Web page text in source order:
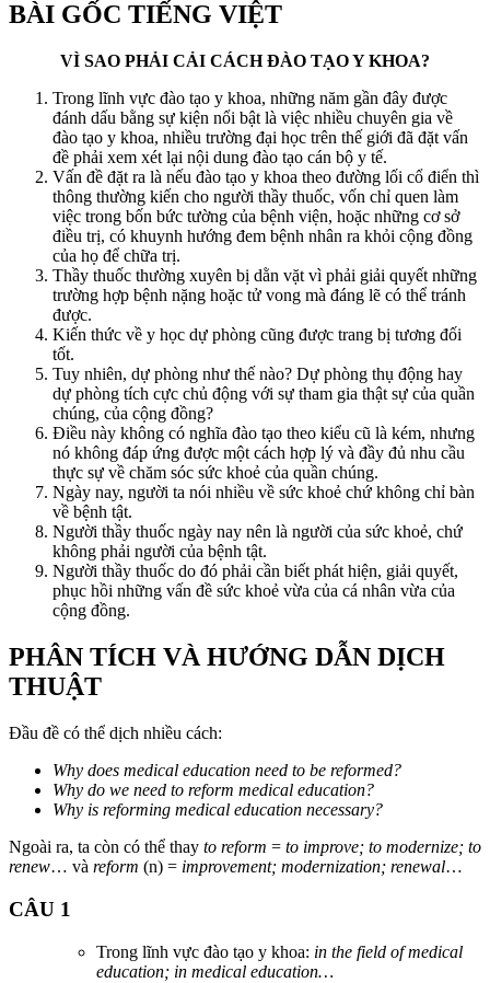
BÀI GỐC TIẾNG VIỆT
VÌ SAO PHẢI CẢI CÁCH ĐÀO TẠO Y KHOA?
Trong lĩnh vực đào tạo y khoa, những năm gần đây được
đánh dấu bằng sự kiện nổi bật là việc nhiều chuyên gia về
đào tạo y khoa, nhiều trường đại học trên thế giới đã đặt vấn
đề phải xem xét lại nội dung đào tạo cán bộ y tế.
Vấn đề đặt ra là nếu đào tạo y khoa theo đường lối cổ điển thì
thông thường kiến cho người thầy thuốc, vốn chỉ quen làm
việc trong bốn bức tường của bệnh viện, hoặc những cơ sở
điều trị, có khuynh hướng đem bệnh nhân ra khỏi cộng đồng
của họ để chữa trị.
Thầy thuốc thường xuyên bị dằn vặt vì phải giải quyết những
trường hợp bệnh nặng hoặc tử vong mà đáng lẽ có thể tránh
được.
Kiến thức về y học dự phòng cũng được trang bị tương đối
tốt.
Tuy nhiên, dự phòng như thế nào? Dự phòng thụ động hay
dự phòng tích cực chủ động với sự tham gia thật sự của quần
chúng, của cộng đồng?
Điều này không có nghĩa đào tạo theo kiểu cũ là kém, nhưng
nó không đáp ứng được một cách hợp lý và đầy đủ nhu cầu
thực sự về chăm sóc sức khoẻ của quần chúng.
Ngày nay, người ta nói nhiều về sức khoẻ chứ không chỉ bàn
về bệnh tật.
Người thầy thuốc ngày nay nên là người của sức khoẻ, chứ
không phải người của bệnh tật.
Người thầy thuốc do đó phải cần biết phát hiện, giải quyết,
phục hồi những vấn đề sức khoẻ vừa của cá nhân vừa của
cộng đồng.
PHÂN TÍCH VÀ HƯỚNG DẪN DỊCH
THUẬT
Đầu đề có thể dịch nhiều cách:
Why does medical education need to be reformed?
Why do we need to reform medical education?
Why is reforming medical education necessary?
Ngoài ra, ta còn có thể thay to reform = to improve; to modernize; to
renew… và reform (n) = improvement; modernization; renewal…
CÂU 1
Trong lĩnh vực đào tạo y khoa: in the field of medical
education; in medical education…